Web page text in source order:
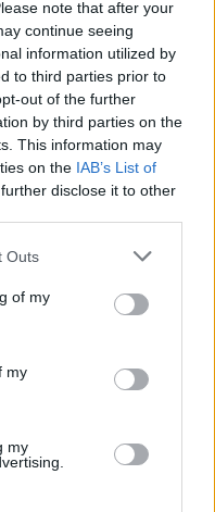
note that after your
continue seeing
information utilized by
to third parties prior to
out of the further
by third parties on the
This information may
on the IAB’s List of
disclose it to other
Outs
of my
my
my
in Russia finisce il
portogheseA
in Russia
ai 6 milioni di
dovranno